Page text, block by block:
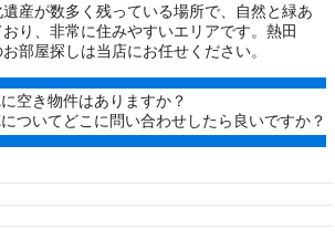
産が数多く残っている場所で、自然と緑あ
り、非常に住みやすいエリアです。熱田
部屋探しは当店にお任せください。
空き物件はありますか？
ついてどこに問い合わせしたら良いですか？